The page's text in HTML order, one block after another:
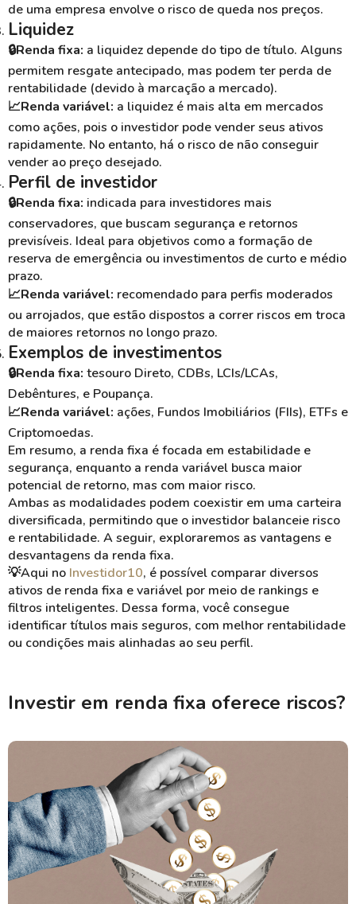
de uma empresa envolve o risco de queda nos preços.
Liquidez
🔒Renda fixa: a liquidez depende do tipo de título. Alguns
permitem resgate antecipado, mas podem ter perda de
rentabilidade (devido à marcação a mercado).
📈Renda variável: a liquidez é mais alta em mercados
como ações, pois o investidor pode vender seus ativos
rapidamente. No entanto, há o risco de não conseguir
vender ao preço desejado.
Perfil de investidor
🔒Renda fixa: indicada para investidores mais
conservadores, que buscam segurança e retornos
previsíveis. Ideal para objetivos como a formação de
reserva de emergência ou investimentos de curto e médio
prazo.
📈Renda variável: recomendado para perfis moderados
ou arrojados, que estão dispostos a correr riscos em troca
de maiores retornos no longo prazo.
Exemplos de investimentos
🔒Renda fixa: tesouro Direto, CDBs, LCIs/LCAs,
Debêntures, e Poupança.
📈Renda variável: ações, Fundos Imobiliários (FIIs), ETFs e
Criptomoedas.
Em resumo, a renda fixa é focada em estabilidade e
segurança, enquanto a renda variável busca maior
potencial de retorno, mas com maior risco.
Ambas as modalidades podem coexistir em uma carteira
diversificada, permitindo que o investidor balanceie risco
e rentabilidade. A seguir, exploraremos as vantagens e
desvantagens da renda fixa.
💡Aqui no Investidor10, é possível comparar diversos
ativos de renda fixa e variável por meio de rankings e
filtros inteligentes. Dessa forma, você consegue
identificar títulos mais seguros, com melhor rentabilidade
ou condições mais alinhadas ao seu perfil.
Investir em renda fixa oferece riscos?